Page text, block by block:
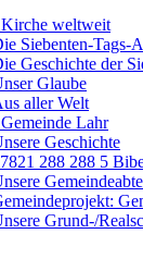
weltweit
Siebenten-Tags-
Geschichte der
Glaube
aller Welt
Lahr
Geschichte
288 288 5
Grund-/